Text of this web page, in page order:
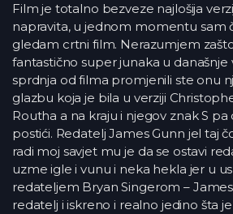
Film je totalno bezveze najlošija
napravita, u jednom momentu sam
gledam crtni film. Nerazumjem
fantastično super junaka u današnje
sprdnja od filma promjenili ste onu
glazbu koja je bila u verziji
Routha a na kraju i njegov znak S
postići. Redatelj James Gunn jel taj
radi moj savjet mu je da se ostavi
uzme igle i vunu i neka hekla jer u
redateljem Bryan Singerom –
redatelj i iskreno i realno jedino šta